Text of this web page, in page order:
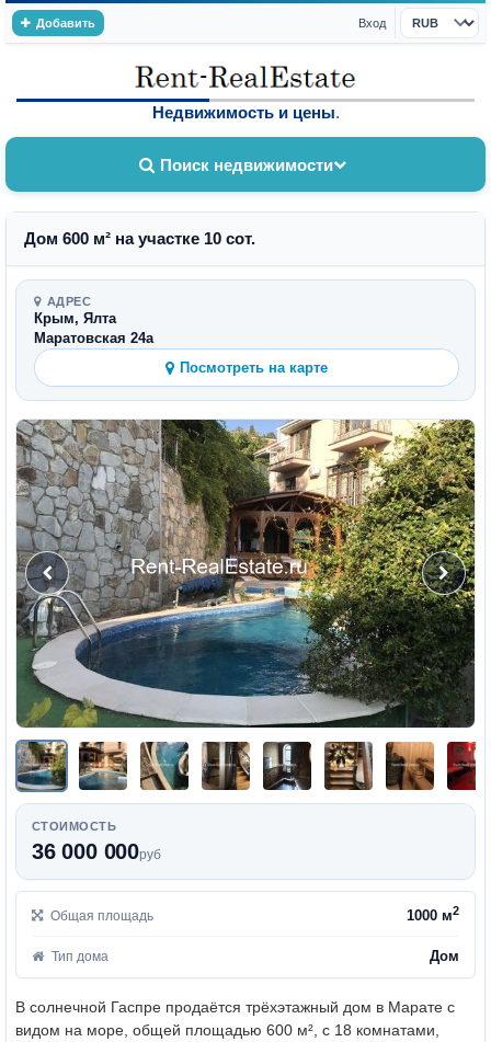
Добавить Вход
Валюта
Недвижимость и цены.
Поиск недвижимости
Дом 600 м² на участке 10 сот.
АДРЕС
Крым, Ялта
Маратовская 24а
Посмотреть на карте
СТОИМОСТЬ
36 000 000руб
Общая площадь 1000 м2
Тип дома Дом
В солнечной Гаспре продаётся трёхэтажный дом в Марате с
видом на море, общей площадью 600 м², с 18 комнатами,